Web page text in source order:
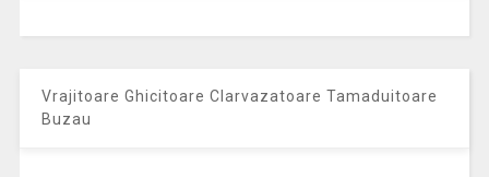
Vrajitoare Ghicitoare Clarvazatoare Tamaduitoare
Buzau